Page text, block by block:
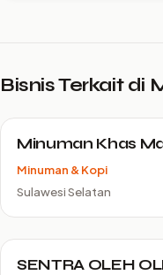
Bisnis Terkait di
Minuman Khas
Minuman & Kopi
Sulawesi Selatan
SENTRA OLEH